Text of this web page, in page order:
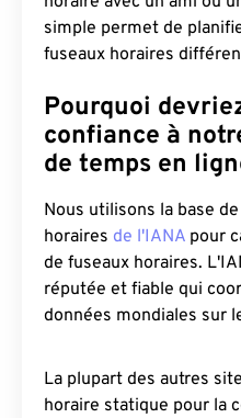
simple permet de
fuseaux horaires
Pourquoi
confiance à
de temps en
Nous utilisons la base
horaires de l'IANA pour
de fuseaux horaires.
réputée et fiable qui
données mondiales sur
La plupart des autres
horaire statique pour la